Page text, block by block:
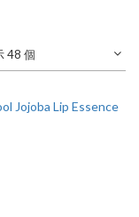
48 個